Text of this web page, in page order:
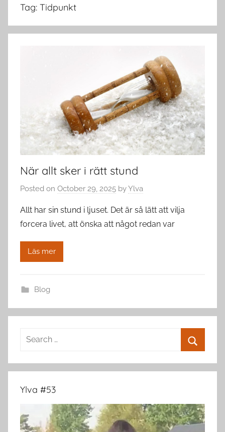
Tag: Tidpunkt
När allt sker i rätt stund
Posted on October 29, 2025 byYlva
Allt har sin stund i ljuset. Det är så lätt att vilja
forcera livet, att önska att något redan var
Läs mer
Blog
Search
Ylva #53